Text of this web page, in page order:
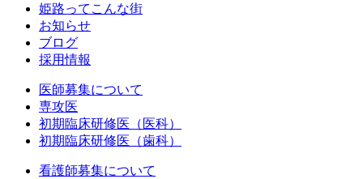
姫路ってこんな街
お知らせ
ブログ
採用情報
医師募集について
専攻医
初期臨床研修医（医科）
初期臨床研修医（歯科）
看護師募集について